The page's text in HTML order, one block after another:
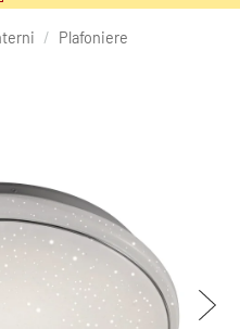
/ Plafoniere